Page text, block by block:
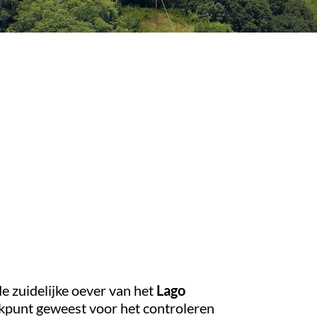
zuidelijke oever van het Lago
geweest voor het controleren